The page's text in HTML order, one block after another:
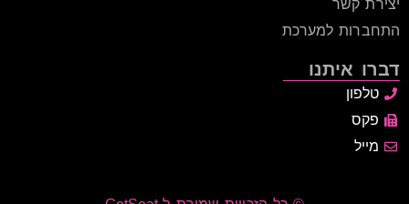
יצירת קשר
התחברות למערכת
דברו איתנו
טלפון
פקס
מייל